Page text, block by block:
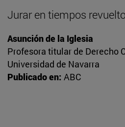
Jurar en tiempos
Asunción de la Iglesia
Profesora titular de Derecho
Universidad de Navarra
Publicado en: ABC